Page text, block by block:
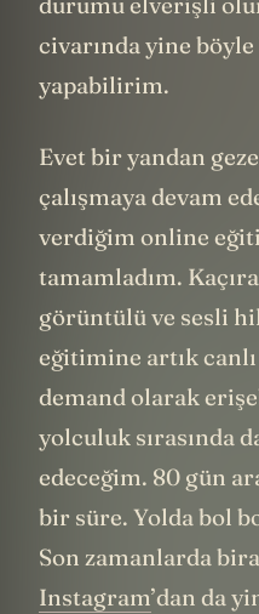
civarında yine böyle
yapabilirim.
Evet bir yandan
çalışmaya devam
verdiğim online
tamamladım.
görüntülü ve sesli
eğitimine artık
demand olarak
yolculuk sırasında
edeceğim. 80 gün
bir süre. Yolda bol
Son zamanlarda
Instagram’dan da